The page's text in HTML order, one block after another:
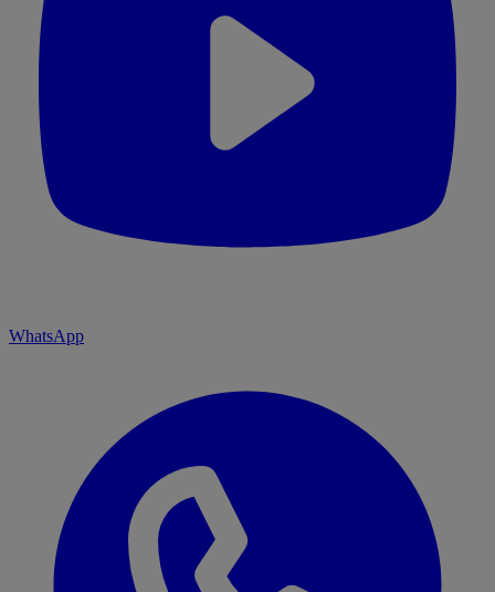
WhatsApp